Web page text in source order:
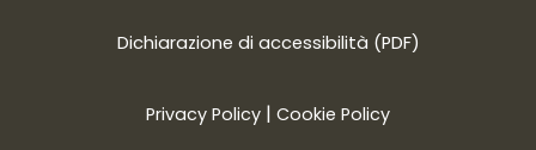
Dichiarazione di accessibilità (PDF)
Privacy Policy | Cookie Policy